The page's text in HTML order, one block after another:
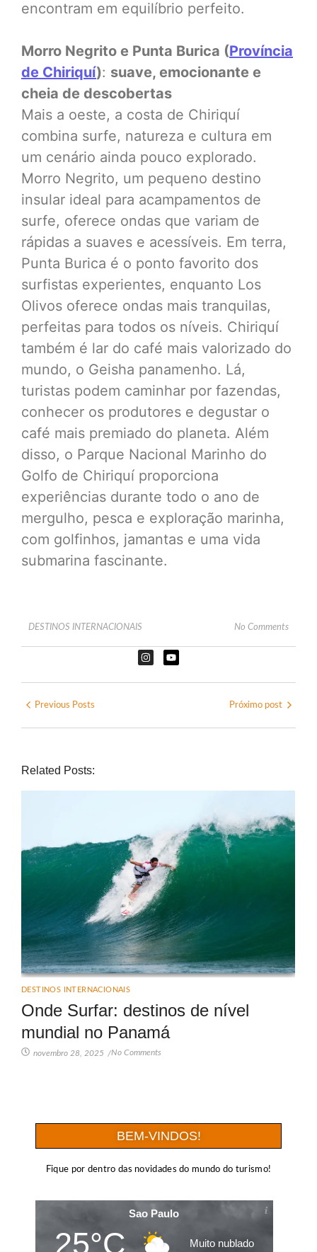
encontram em equilíbrio perfeito.
Morro Negrito e Punta Burica (Província
de Chiriquí): suave, emocionante e
cheia de descobertas
Mais a oeste, a costa de Chiriquí
combina surfe, natureza e cultura em
um cenário ainda pouco explorado.
Morro Negrito, um pequeno destino
insular ideal para acampamentos de
surfe, oferece ondas que variam de
rápidas a suaves e acessíveis. Em terra,
Punta Burica é o ponto favorito dos
surfistas experientes, enquanto Los
Olivos oferece ondas mais tranquilas,
perfeitas para todos os níveis. Chiriquí
também é lar do café mais valorizado do
mundo, o Geisha panamenho. Lá,
turistas podem caminhar por fazendas,
conhecer os produtores e degustar o
café mais premiado do planeta. Além
disso, o Parque Nacional Marinho do
Golfo de Chiriquí proporciona
experiências durante todo o ano de
mergulho, pesca e exploração marinha,
com golfinhos, jamantas e uma vida
submarina fascinante.
DESTINOS INTERNACIONAIS No Comments
Previous Posts Próximo post
Related Posts:
DESTINOS INTERNACIONAIS
Onde Surfar: destinos de nível
mundial no Panamá
novembro 28, 2025 /No Comments
BEM-VINDOS!
Fique por dentro das novidades do mundo do turismo!
Sao Paulo
25°C Muito nublado